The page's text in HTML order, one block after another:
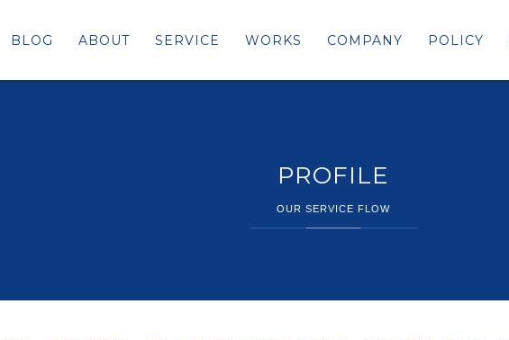
BLOG ABOUT SERVICE WORKS COMPANY POLICY
PROFILE
OUR SERVICE FLOW